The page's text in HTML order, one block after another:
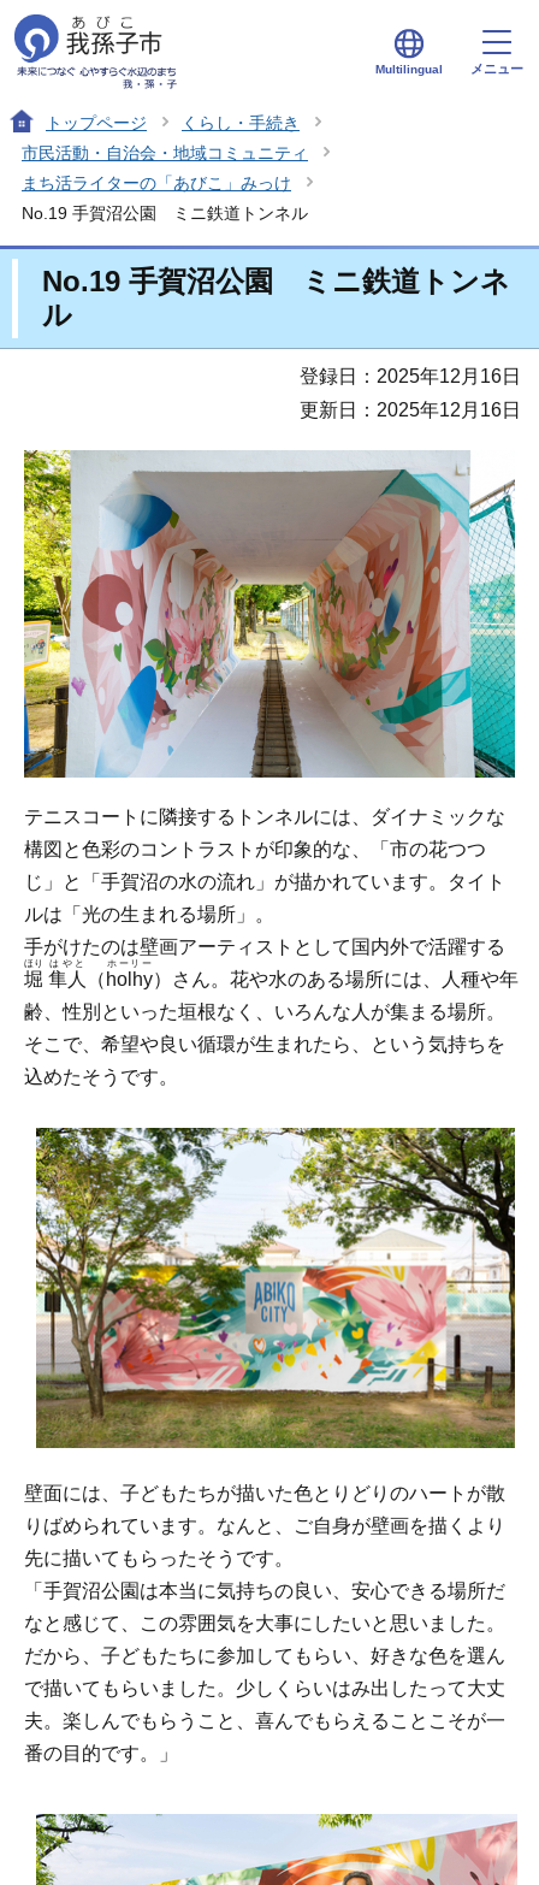
Multilingual メニュー
トップページ
くらし・手続き
市民活動・自治会・地域コミュニティ
まち活ライターの「あびこ」みっけ
No.19 手賀沼公園 ミニ鉄道トンネル
No.19 手賀沼公園 ミニ鉄道トンネ
ル
登録日：2025年12月16日
更新日：2025年12月16日
テニスコートに隣接するトンネルには、ダイナミックな
構図と色彩のコントラストが印象的な、「市の花つつ
じ」と「手賀沼の水の流れ」が描かれています。タイト
ルは「光の生まれる場所」。
手がけたのは壁画アーティストとして国内外で活躍する
堀
ほり
隼人
はやと
（ holhy
ホーリー
）さん。花や水のある場所には、人種や年
齢、性別といった垣根なく、いろんな人が集まる場所。
そこで、希望や良い循環が生まれたら、という気持ちを
込めたそうです。
壁面には、子どもたちが描いた色とりどりのハートが散
りばめられています。なんと、ご自身が壁画を描くより
先に描いてもらったそうです。
「手賀沼公園は本当に気持ちの良い、安心できる場所だ
なと感じて、この雰囲気を大事にしたいと思いました。
だから、子どもたちに参加してもらい、好きな色を選ん
で描いてもらいました。少しくらいはみ出したって大丈
夫。楽しんでもらうこと、喜んでもらえることこそが一
番の目的です。」